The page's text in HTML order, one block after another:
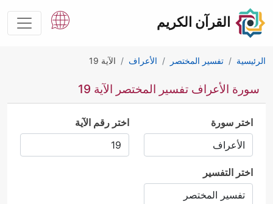
القرآن الكريم
الرئيسية تفسير المختصر الأعراف الآية 19
سورة الأعراف تفسير المختصر الآية 19
اختر سورة اختر رقم الآية
اختر التفسير